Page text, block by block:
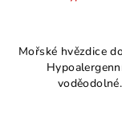
Mořské hvězdice
voděodolné.